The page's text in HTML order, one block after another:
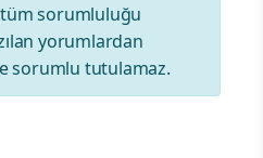
sorumluluğu
yorumlardan
sorumlu tutulamaz.